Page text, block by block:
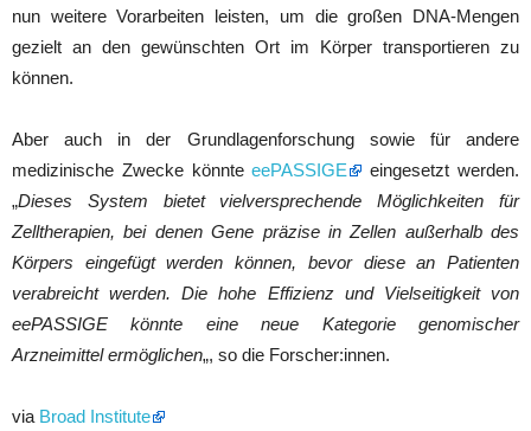
nun weitere Vorarbeiten leisten, um die großen DNA-Mengen
gezielt an den gewünschten Ort im Körper transportieren zu
können.
Aber auch in der Grundlagenforschung sowie für andere
medizinische Zwecke könnteeePASSIGE
eingesetzt werden.
„Dieses System bietet vielversprechende Möglichkeiten für
Zelltherapien, bei denen Gene präzise in Zellen außerhalb des
Körpers eingefügt werden können, bevor diese an Patienten
verabreicht werden. Die hohe Effizienz und Vielseitigkeit von
eePASSIGE könnte eine neue Kategorie genomischer
Arzneimittel ermöglichen„, so die Forscher:innen.
via Broad Institute